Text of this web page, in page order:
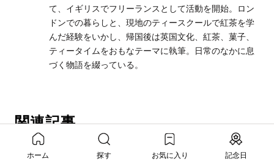
て、イギリスでフリーランスとして活動を開始。ロン
ドンでの暮らしと、現地のティースクールで紅茶を学
んだ経験をいかし、帰国後は英国文化、紅茶、菓子、
ティータイムをおもなテーマに執筆。日常のなかに息
づく物語を綴っている。
関連記事
ひと匙ごとに、夏が満ちる。ホテル椿山荘東京の“デザー
ト仕立てのかき氷”
ホーム 探す お気に入り 記念日